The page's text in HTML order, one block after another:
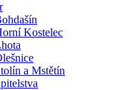
Kostelec
a Mstětín